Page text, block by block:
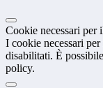
Cookie necessari per
I cookie necessari
disabilitati. È
policy.